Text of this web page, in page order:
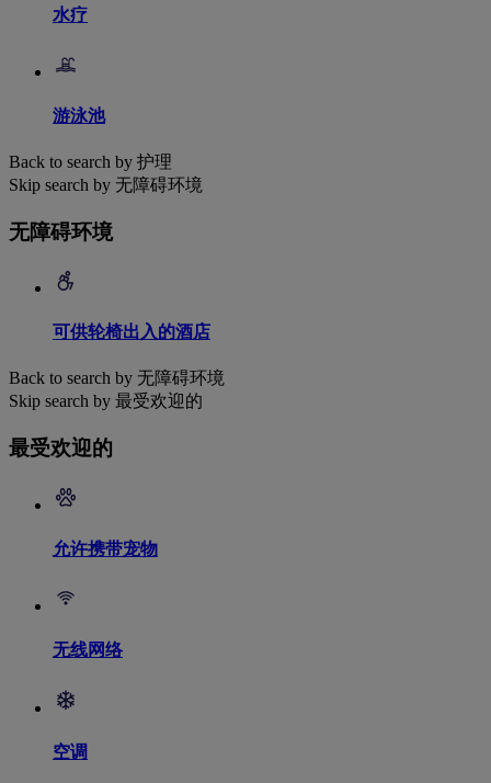
水疗
游泳池
Back to search by 护理
Skip search by 无障碍环境
无障碍环境
可供轮椅出入的酒店
Back to search by 无障碍环境
Skip search by 最受欢迎的
最受欢迎的
允许携带宠物
无线网络
空调